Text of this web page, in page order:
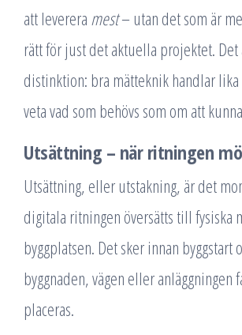
att leverera mest– utan det som är
rätt för just det aktuella projektet.
distinktion: bra mätteknik handlar
veta vad som behövs som om att
Utsättning – när ritningen
Utsättning, eller utstakning, är det
digitala ritningen översätts till fysiska
byggplatsen. Det sker innan byggstart
byggnaden, vägen eller anläggningen
placeras.